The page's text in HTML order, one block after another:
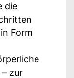
die
Form
zur